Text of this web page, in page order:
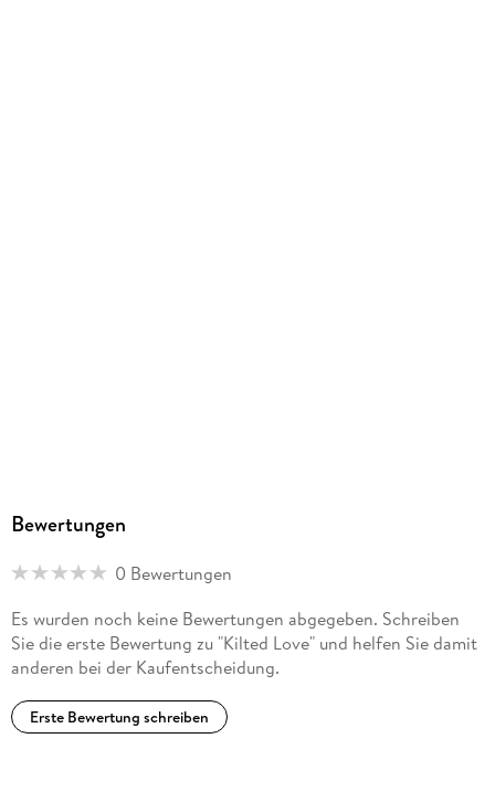
Bewertungen
0 Bewertungen
Es wurden noch keine Bewertungen abgegeben. Schreiben
Sie die erste Bewertung zu "Kilted Love" und helfen Sie damit
anderen bei der Kaufentscheidung.
Erste Bewertung schreiben